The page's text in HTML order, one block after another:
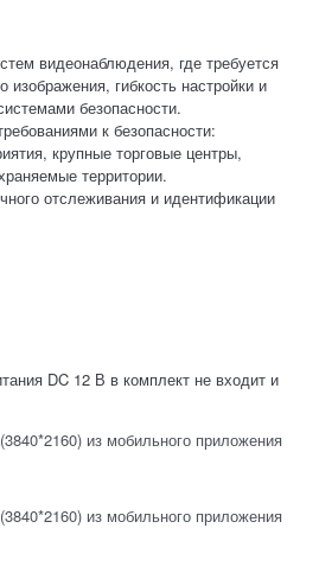
видеонаблюдения, где требуется
изображения, гибкость настройки и
безопасности.
к безопасности:
крупные торговые центры,
территории.
отслеживания и идентификации
DC 12 В в комплект не входит и